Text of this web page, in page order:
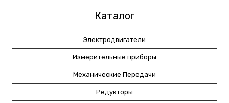
Каталог
Электродвигатели
Измерительные приборы
Механические Передачи
Редукторы